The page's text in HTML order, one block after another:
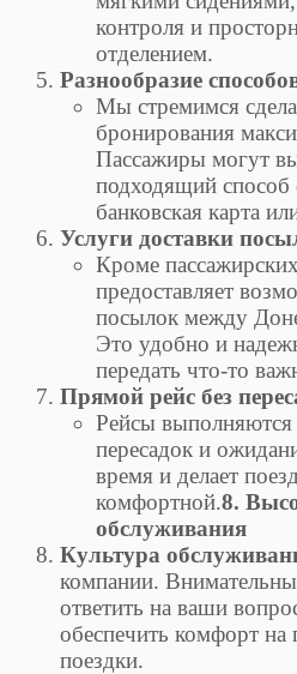
контроля и
отделением.
Разнообразие
Мы стремимся
бронирования
Пассажиры могут
подходящий
банковская карта
Услуги доставки
Кроме
предоставляет
посылок между
Это удобно и
передать что-то
Прямой рейс без
Рейсы
пересадок и
время и делает
комфортной.8.
обслуживания
Культура
компании.
ответить на ваши
обеспечить комфорт на
поездки.